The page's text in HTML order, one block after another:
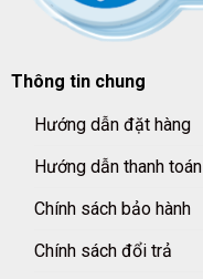
Thông tin chung
Hướng dẫn đặt hàng
Hướng dẫn thanh toán
Chính sách bảo hành
Chính sách đổi trả